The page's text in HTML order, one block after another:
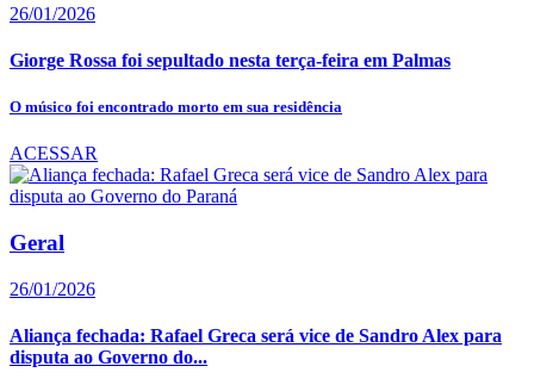
26/01/2026
Giorge Rossa foi sepultado nesta terça-feira em Palmas
O músico foi encontrado morto em sua residência
ACESSAR
Geral
26/01/2026
Aliança fechada: Rafael Greca será vice de Sandro Alex para
disputa ao Governo do...